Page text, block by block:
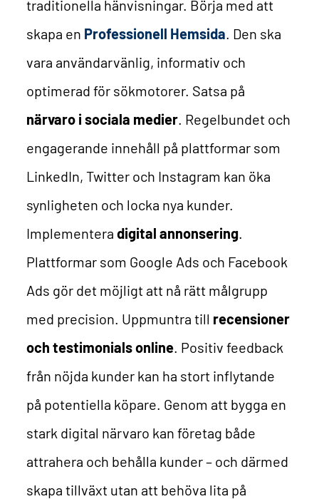
traditionella hänvisningar. Börja med att
skapa en Professionell Hemsida . Den ska
vara användarvänlig, informativ och
optimerad för sökmotorer. Satsa på
närvaro i sociala medier . Regelbundet och
engagerande innehåll på plattformar som
LinkedIn, Twitter och Instagram kan öka
synligheten och locka nya kunder.
Implementeradigital annonsering
Plattformar som Google Ads och Facebook
Ads gör det möjligt att nå rätt målgrupp
med precision. Uppmuntra till recensioner
och testimonials online . Positiv feedback
från nöjda kunder kan ha stort inflytande
på potentiella köpare. Genom att bygga en
stark digital närvaro kan företag både
attrahera och behålla kunder – och därmed
skapa tillväxt utan att behöva lita på